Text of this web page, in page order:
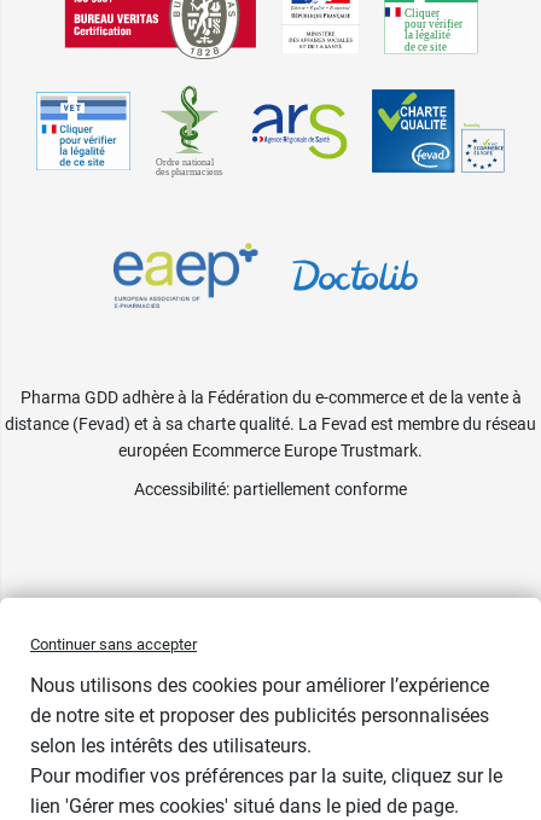
Pharma GDD adhère à la Fédération du e-commerce et de la vente à
distance (Fevad) et à sa charte qualité. La Fevad est membre du réseau
européen Ecommerce Europe Trustmark.
Accessibilité: partiellement conforme
Continuer sans accepter
Nous utilisons des cookies pour améliorer l’expérience
de notre site et proposer des publicités personnalisées
selon les intérêts des utilisateurs.
Pour modifier vos préférences par la suite, cliquez sur le
lien 'Gérer mes cookies' situé dans le pied de page.